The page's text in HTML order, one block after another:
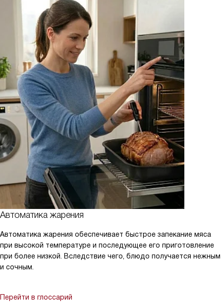
Автоматика жарения
Автоматика жарения обеспечивает быстрое запекание мяса
при высокой температуре и последующее его приготовление
при более низкой. Вследствие чего, блюдо получается нежным
и сочным.
Перейти в глоссарий